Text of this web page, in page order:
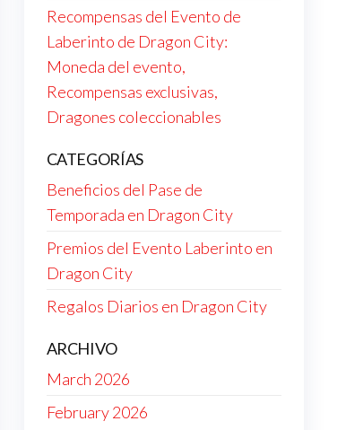
Recompensas del Evento de
Laberinto de Dragon City:
Moneda del evento,
Recompensas exclusivas,
Dragones coleccionables
CATEGORÍAS
Beneficios del Pase de
Temporada en Dragon City
Premios del Evento Laberinto en
Dragon City
Regalos Diarios en Dragon City
ARCHIVO
March 2026
February 2026